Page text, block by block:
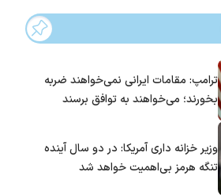
ترامپ: مقامات ایرانی نمی‌خواهند ضربه
بخورند؛ می‌خواهند به توافق برسند
وزیر خزانه داری آمریکا: در دو سال آینده
تنگه هرمز بی‌اهمیت خواهد شد